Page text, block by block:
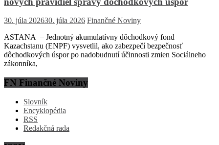
30. júla 202630. júla 2026 Finančné Noviny
ASTANA – Jednotný akumulatívny dôchodkový fond
Kazachstanu (ENPF) vysvetlil, ako zabezpečí bezpečnosť
dôchodkových úspor po nadobudnutí účinnosti zmien Sociálneho
zákonníka,
FN Finančné Noviny
Slovník
Encyklopédia
RSS
Redakčná rada